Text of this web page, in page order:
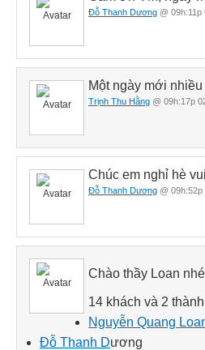
Đỗ Thanh Dương @ 09h:11p
Một ngày mới
Trịnh Thu Hằng @ 09h:17p
Chúc em nghỉ hè
Đỗ Thanh Dương @ 09h:52p
Chào thầy Loan
14 khách và 2
Nguyễn Quang
Đỗ Thanh Dương